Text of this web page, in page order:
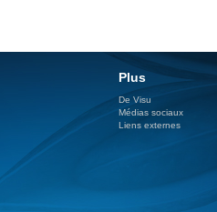
Plus
De Visu
Médias sociaux
Liens externes